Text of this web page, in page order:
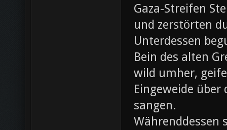
Gaza-Streifen
und zerstörten
Unterdessen
Bein des alten
wild umher,
Eingeweide
sangen.
Währenddessen